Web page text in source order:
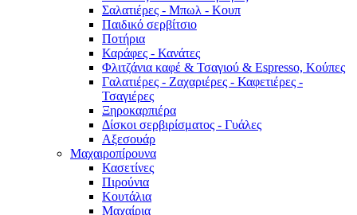
Σαλατιέρες - Μπωλ - Κουπ
Παιδικό σερβίτσιο
Ποτήρια
Καράφες - Κανάτες
Φλιτζάνια καφέ & Τσαγιού & Espresso, Κούπες
Γαλατιέρες - Ζαχαριέρες - Καφετιέρες -
Τσαγιέρες
Ξηροκαρπιέρα
Δίσκοι σερβιρίσματος - Γυάλες
Αξεσουάρ
Μαχαιροπίρουνα
Κασετίνες
Πιρούνια
Κουτάλια
Μαχαίρια